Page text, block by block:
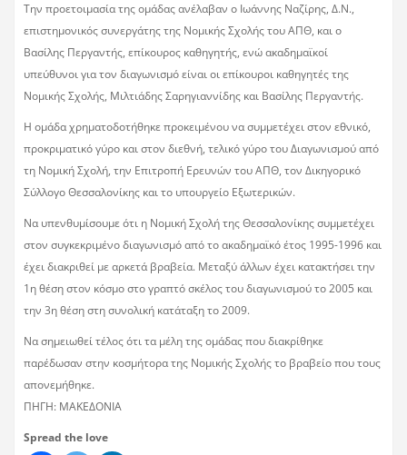
Την προετοιμασία της ομάδας ανέλαβαν ο Ιωάννης Ναζίρης, Δ.Ν.,
επιστημονικός συνεργάτης της Νομικής Σχολής του ΑΠΘ, και ο
Βασίλης Περγαντής, επίκουρος καθηγητής, ενώ ακαδημαϊκοί
υπεύθυνοι για τον διαγωνισμό είναι οι επίκουροι καθηγητές της
Νομικής Σχολής, Μιλτιάδης Σαρηγιαννίδης και Βασίλης Περγαντής.
Η ομάδα χρηματοδοτήθηκε προκειμένου να συμμετέχει στον εθνικό,
προκριματικό γύρο και στον διεθνή, τελικό γύρο του Διαγωνισμού από
τη Νομική Σχολή, την Επιτροπή Ερευνών του ΑΠΘ, τον Δικηγορικό
Σύλλογο Θεσσαλονίκης και το υπουργείο Εξωτερικών.
Να υπενθυμίσουμε ότι η Νομική Σχολή της Θεσσαλονίκης συμμετέχει
στον συγκεκριμένο διαγωνισμό από το ακαδημαϊκό έτος 1995-1996 και
έχει διακριθεί με αρκετά βραβεία. Μεταξύ άλλων έχει κατακτήσει την
1η θέση στον κόσμο στο γραπτό σκέλος του διαγωνισμού το 2005 και
την 3η θέση στη συνολική κατάταξη το 2009.
Να σημειωθεί τέλος ότι τα μέλη της ομάδας που διακρίθηκε
παρέδωσαν στην κοσμήτορα της Νομικής Σχολής το βραβείο που τους
απονεμήθηκε.
ΠΗΓΗ: ΜΑΚΕΔΟΝΙΑ
Spread the love